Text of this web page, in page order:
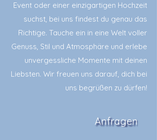
Event oder einer einzigartigen Hochzeit
suchst, bei uns findest du genau das
Richtige. Tauche ein in eine Welt voller
Genuss, Stil und Atmosphäre und erlebe
unvergessliche Momente mit deinen
Liebsten. Wir freuen uns darauf, dich bei
uns begrüßen zu dürfen!
Anfragen